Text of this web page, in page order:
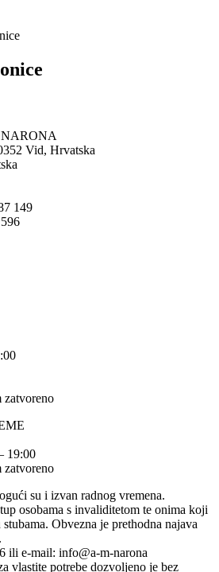
Vid, Hrvatska
149
zatvoreno
19:00
zatvoreno
su i izvan radnog vremena.
osobama s invaliditetom te onima koji
Obvezna je prethodna najava
ili e-mail: info@a-m-narona
vlastite potrebe dozvoljeno je bez